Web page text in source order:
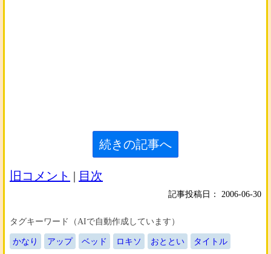
続きの記事へ
旧コメント | 目次
記事投稿日： 2006-06-30
タグキーワード（AIで自動作成しています）
かなり アップ ベッド ロキソ おととい タイトル